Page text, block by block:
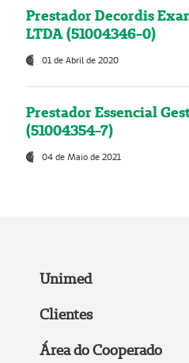
Prestador Decordis
LTDA (51004346-0)
01 de Abril de 2020
Prestador Essencial
(51004354-7)
04 de Maio de 2021
Unimed
Clientes
Área do Cooperado